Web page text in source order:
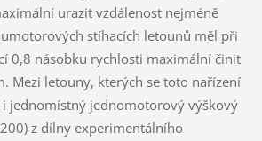
urazit vzdálenost nejméně
stíhacích letounů měl při
0,8 násobku rychlosti maximální činit
Mezi letouny, kterých se toto nařízení
jednomístný jednomotorový výškový
z dílny experimentálního